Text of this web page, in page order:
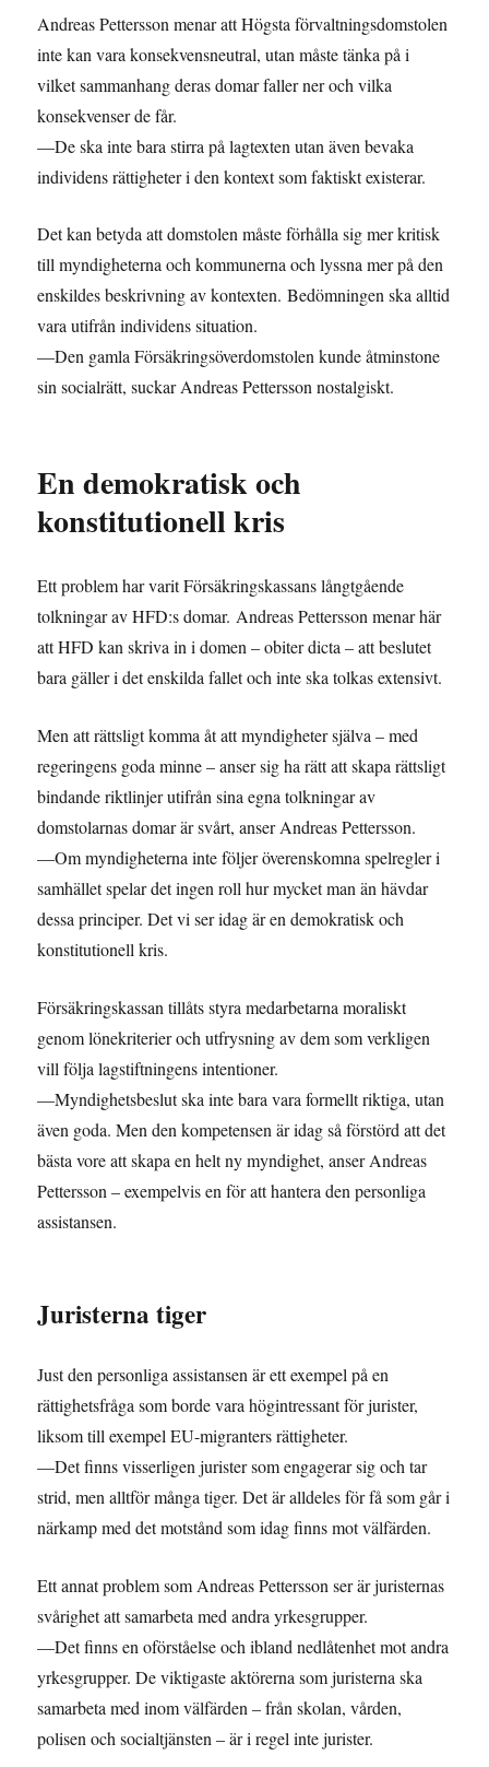
Andreas Pettersson menar att Högsta förvaltningsdomstolen
inte kan vara konsekvensneutral, utan måste tänka på i
vilket sammanhang deras domar faller ner och vilka
konsekvenser de får.
—De ska inte bara stirra på lagtexten utan även bevaka
individens rättigheter i den kontext som faktiskt existerar.
Det kan betyda att domstolen måste förhålla sig mer kritisk
till myndigheterna och kommunerna och lyssna mer på den
enskildes beskrivning av kontexten. Bedömningen ska alltid
vara utifrån individens situation.
—Den gamla Försäkringsöverdomstolen kunde åtminstone
sin socialrätt, suckar Andreas Pettersson nostalgiskt.
En demokratisk och
konstitutionell kris
Ett problem har varit Försäkringskassans långtgående
tolkningar av HFD:s domar. Andreas Pettersson menar här
att HFD kan skriva in i domen – obiter dicta – att beslutet
bara gäller i det enskilda fallet och inte ska tolkas extensivt.
Men att rättsligt komma åt att myndigheter själva – med
regeringens goda minne – anser sig ha rätt att skapa rättsligt
bindande riktlinjer utifrån sina egna tolkningar av
domstolarnas domar är svårt, anser Andreas Pettersson.
—Om myndigheterna inte följer överenskomna spelregler i
samhället spelar det ingen roll hur mycket man än hävdar
dessa principer. Det vi ser idag är en demokratisk och
konstitutionell kris.
Försäkringskassan tillåts styra medarbetarna moraliskt
genom lönekriterier och utfrysning av dem som verkligen
vill följa lagstiftningens intentioner.
—Myndighetsbeslut ska inte bara vara formellt riktiga, utan
även goda. Men den kompetensen är idag så förstörd att det
bästa vore att skapa en helt ny myndighet, anser Andreas
Pettersson – exempelvis en för att hantera den personliga
assistansen.
Juristerna tiger
Just den personliga assistansen är ett exempel på en
rättighetsfråga som borde vara högintressant för jurister,
liksom till exempel EU-migranters rättigheter.
—Det finns visserligen jurister som engagerar sig och tar
strid, men alltför många tiger. Det är alldeles för få som går i
närkamp med det motstånd som idag finns mot välfärden.
Ett annat problem som Andreas Pettersson ser är juristernas
svårighet att samarbeta med andra yrkesgrupper.
—Det finns en oförståelse och ibland nedlåtenhet mot andra
yrkesgrupper. De viktigaste aktörerna som juristerna ska
samarbeta med inom välfärden – från skolan, vården,
polisen och socialtjänsten – är i regel inte jurister.